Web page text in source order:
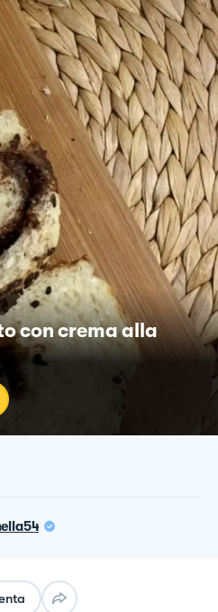
con crema alla